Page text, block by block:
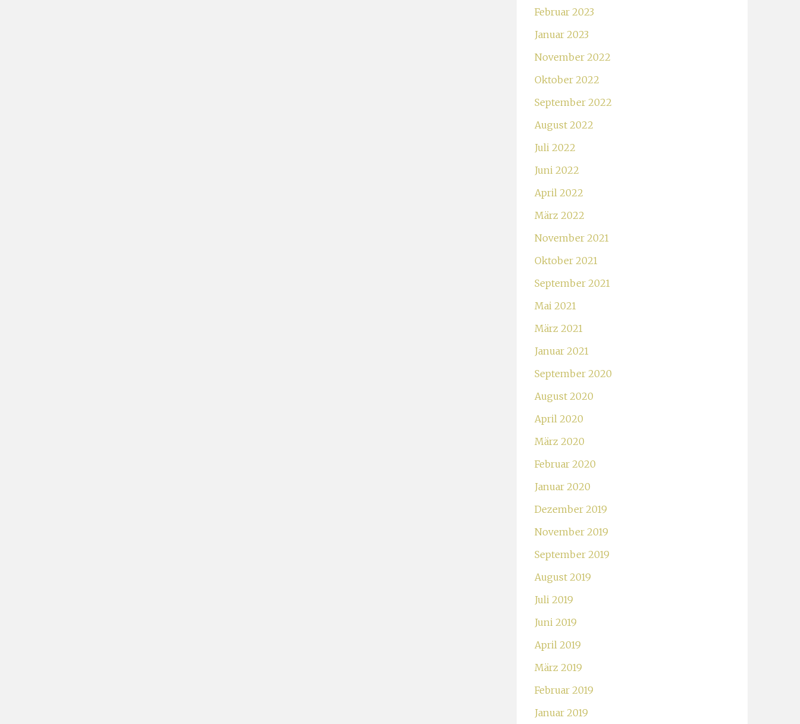
Februar 2023
Januar 2023
November 2022
Oktober 2022
September 2022
August 2022
Juli 2022
Juni 2022
April 2022
März 2022
November 2021
Oktober 2021
September 2021
Mai 2021
März 2021
Januar 2021
September 2020
August 2020
April 2020
März 2020
Februar 2020
Januar 2020
Dezember 2019
November 2019
September 2019
August 2019
Juli 2019
Juni 2019
April 2019
März 2019
Februar 2019
Januar 2019